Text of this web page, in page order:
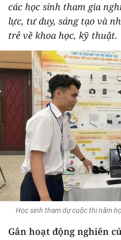
THẾ GIỚI
THỂ THAO
GIÁO DỤC
Y TẾ
KHOA HỌC - CÔNG NGHỆ
MÔI TRƯỜNG
BẠN ĐỌC
KIỂM CHỨNG THÔNG TIN
TRI THỨC CHUYÊN SÂU
54 DÂN TỘC VIỆT NAM
các học sinh tham gia
lực, tư duy, sáng tạo và
trẻ về khoa học, kỹ thuật.
Học sinh tham dự cuộc thi năm
Gắn hoạt động nghiên